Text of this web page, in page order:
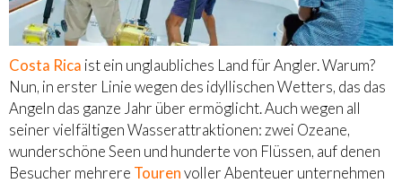
Costa Rica ist ein unglaubliches Land für Angler. Warum?
Nun, in erster Linie wegen des idyllischen Wetters, das das
Angeln das ganze Jahr über ermöglicht. Auch wegen all
seiner vielfältigen Wasserattraktionen: zwei Ozeane,
wunderschöne Seen und hunderte von Flüssen, auf denen
Besucher mehrere Tourenvoller Abenteuer unternehmen